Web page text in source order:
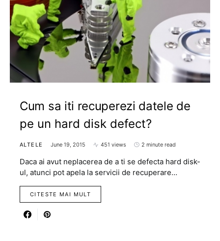
Cum sa iti recuperezi datele de
pe un hard disk defect?
ALTELE June 19, 2015 451 views 2 minute read
Daca ai avut neplacerea de a ti se defecta hard disk-
ul, atunci pot apela la servicii de recuperare…
CITESTE MAI MULT